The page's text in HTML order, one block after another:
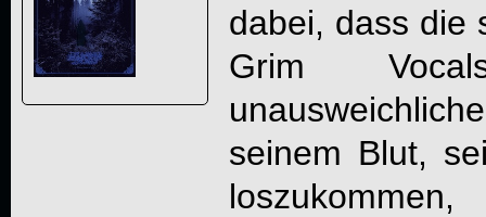
dabei, dass die
Grim
seinem Blut,